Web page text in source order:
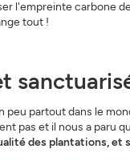
l'empreinte carbone
tout !
partout dans le
pas et il nous a paru
des plantations,